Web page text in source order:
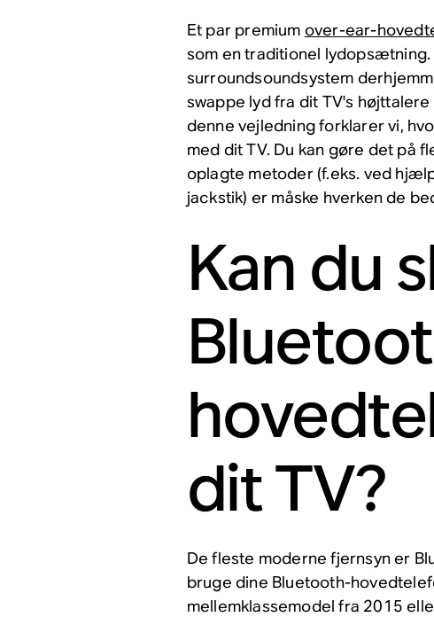
Et par premium over-ear-
som en traditionel
surroundsoundsystem
swappe lyd fra dit TV's
denne vejledning forklarer vi,
med dit TV. Du kan gøre det på
oplagte metoder (f.eks. ved
jackstik) er måske hverken de
Kan du
dit TV?
De fleste moderne fjernsyn er
bruge dine Bluetooth-
mellemklassemodel fra 2015